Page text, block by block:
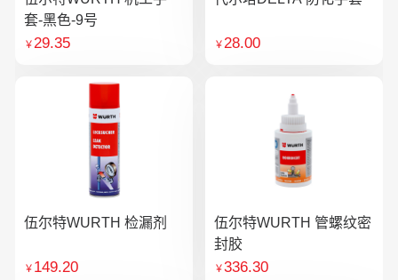
套-黑色-9号
￥29.35 ￥28.00
伍尔特WURTH 检漏剂
￥ 149.20
伍尔特WURTH 管螺纹密
封胶
￥336.30